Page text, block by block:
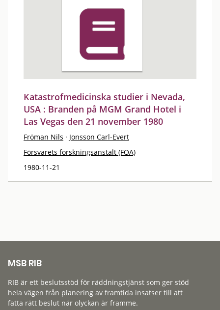
Katastrofmedicinska studier i Nevada,
USA : Branden på MGM Grand Hotel i
Las Vegas den 21 november 1980
Fröman Nils · Jonsson Carl-Evert
Försvarets forskningsanstalt (FOA)
1980-11-21
MSB RIB
RIB är ett beslutsstöd för räddningstjänst som ger stöd
hela vägen från planering av framtida insatser till att
fatta rätt beslut när olyckan är framme.